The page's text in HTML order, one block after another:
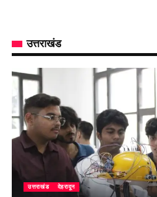
उत्तराखंड
उत्तराखंड देहरादून